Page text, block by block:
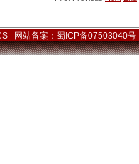
网站备案：蜀ICP备07503040号